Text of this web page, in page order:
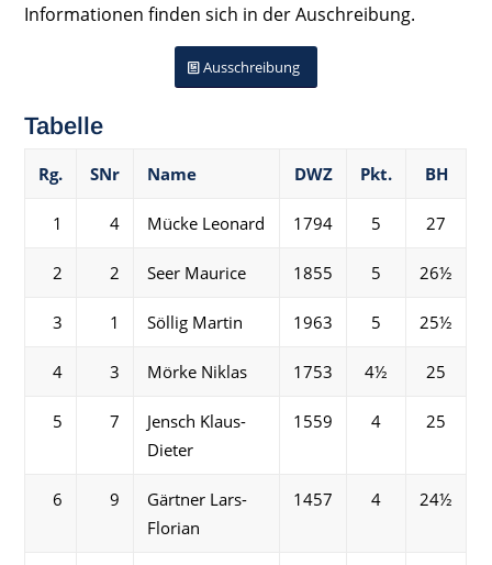
Informationen finden sich in der Auschreibung.
Ausschreibung
Tabelle
Rg. SNr Name DWZ Pkt. BH
1 4 Mücke Leonard 1794 5 27
2 2 Seer Maurice 1855 5 26½
3 1 Söllig Martin 1963 5 25½
4 3 Mörke Niklas 1753 4½ 25
5 7
Jensch Klaus-
Dieter
1559 4 25
6 9
Gärtner Lars-
Florian
1457 4 24½